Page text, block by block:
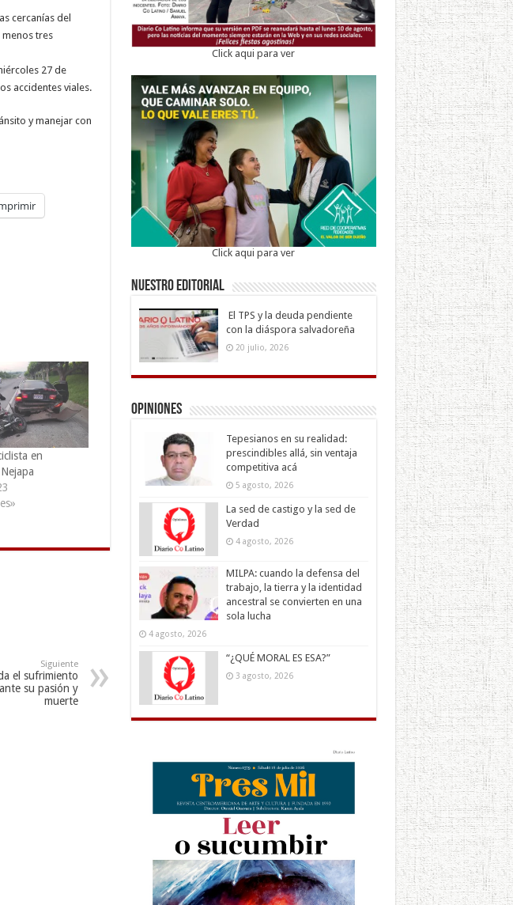
cercanías del
menos tres
27 de
accidentes viales.
y manejar con
en
Siguiente
el sufrimiento
su pasión y
muerte
Click aqui para ver
Click aqui para ver
Nuestro Editorial
El TPS y la deuda pendiente
con la diáspora salvadoreña
20 julio, 2026
Opiniones
Tepesianos en su realidad:
prescindibles allá, sin ventaja
competitiva acá
5 agosto, 2026
La sed de castigo y la sed de
Verdad
4 agosto, 2026
MILPA: cuando la defensa del
trabajo, la tierra y la identidad
ancestral se convierten en una
sola lucha
4 agosto, 2026
“¿QUÉ MORAL ES ESA?”
3 agosto, 2026